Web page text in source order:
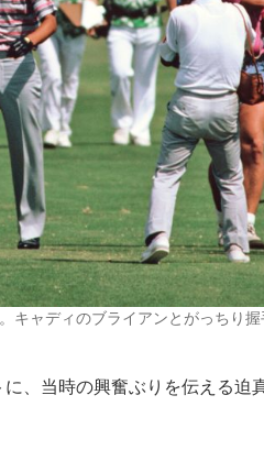
キャディのブライアンとがっちり
、当時の興奮ぶりを伝える迫